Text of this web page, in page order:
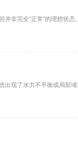
非完全“正常”的理想状
现了水力不平衡或局部